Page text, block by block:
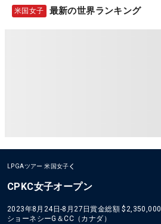
米国女子 最新の世界ランキング
LPGAツアー 米国女子
CPKC女子オープン
2023年8月24日-8月27日賞金総額 $2,350,000
ショーネシーG＆CC（カナダ）